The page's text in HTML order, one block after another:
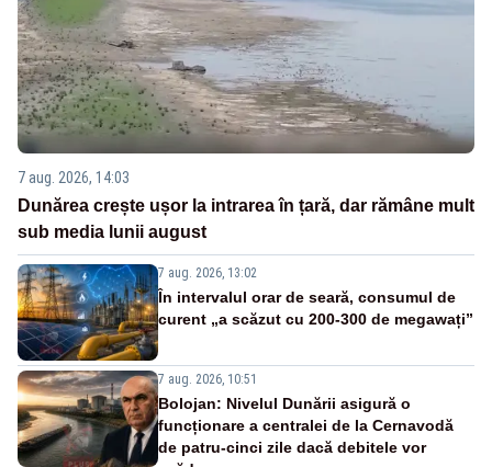
7 aug. 2026, 14:03
Dunărea crește ușor la intrarea în țară, dar rămâne mult
sub media lunii august
7 aug. 2026, 13:02
În intervalul orar de seară, consumul de
curent „a scăzut cu 200-300 de megawați”
7 aug. 2026, 10:51
Bolojan: Nivelul Dunării asigură o
funcționare a centralei de la Cernavodă
de patru-cinci zile dacă debitele vor